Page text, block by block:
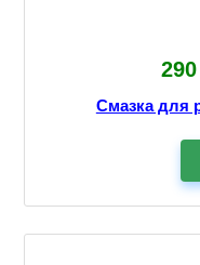
290
Смазка для